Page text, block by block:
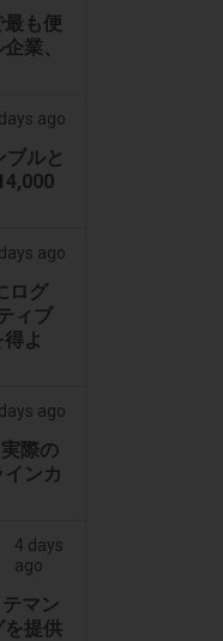
も便
業、
ago
ブルと
ago
ログ
ィブ
よ
ago
際の
ンカ
4 days
ago
マン
を提供